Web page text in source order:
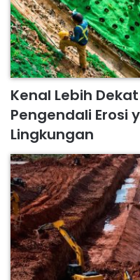
Kenal Lebih
Pengendali Erosi
Lingkungan